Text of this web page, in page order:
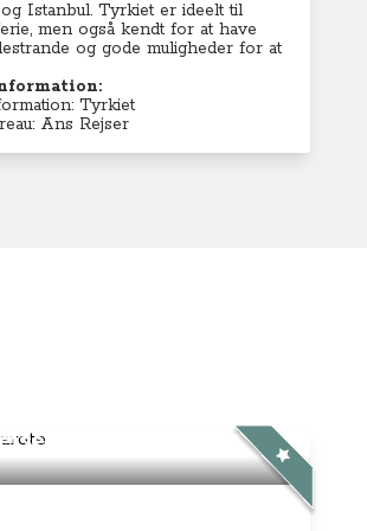
Istanbul. Tyrkiet er ideelt til
men også kendt for at have
og gode muligheder for at
Tyrkiet
Ans Rejser
- Lanzarote